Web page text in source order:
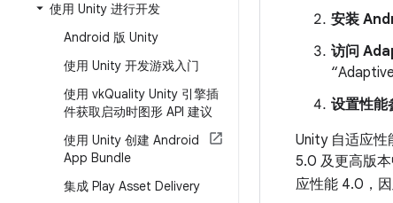
使用 Unity 进行开发
Android 版 Unity
使用 Unity 开发游戏入门
使用 vkQuality Unity 引擎插
件获取启动时图形 API 建议
使用 Unity 创建 Android
App Bundle
集成 Play Asset Delivery
安装
访问
设置性能
Unity 自适应
5.0 及更高版
应性能 4.0，